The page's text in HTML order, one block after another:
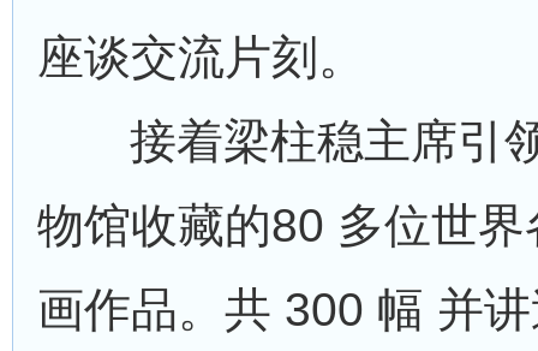
座谈交流片刻。
接着梁柱稳主席引
物馆收藏的80 多位世
画作品。共 300 幅 并